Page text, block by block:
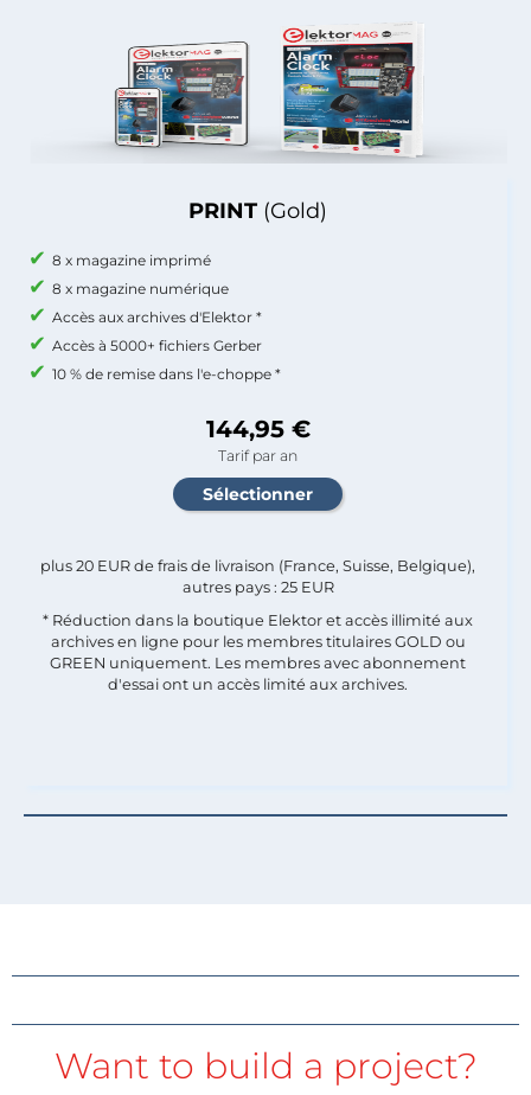
PRINT (Gold)
8 x magazine imprimé
8 x magazine numérique
Accès aux archives d'Elektor *
Accès à 5000+ fichiers Gerber
10 % de remise dans l'e-choppe *
144,95 €
Tarif par an
plus 20 EUR de frais de livraison (France, Suisse, Belgique),
autres pays : 25 EUR
* Réduction dans la boutique Elektor et accès illimité aux
archives en ligne pour les membres titulaires GOLD ou
GREEN uniquement. Les membres avec abonnement
d'essai ont un accès limité aux archives.
Want to build a project?